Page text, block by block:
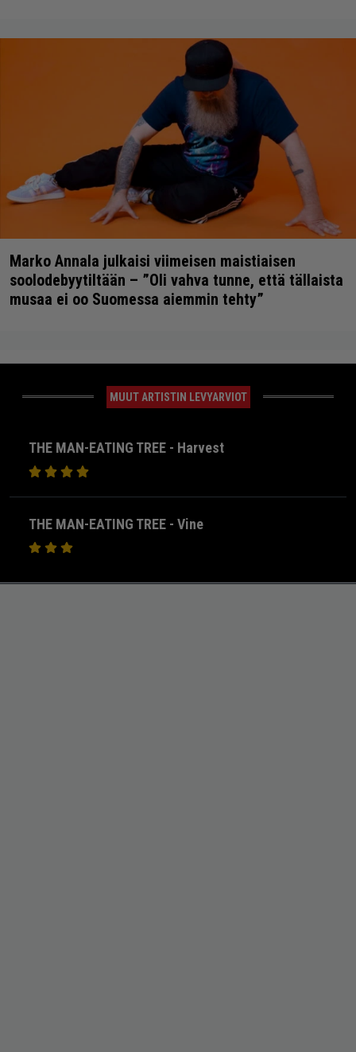
Marko Annala julkaisi viimeisen maistiaisen
soolodebyytiltään – ”Oli vahva tunne, että tällaista
musaa ei oo Suomessa aiemmin tehty”
MUUT ARTISTIN LEVYARVIOT
THE MAN-EATING TREE - Harvest
THE MAN-EATING TREE - Vine